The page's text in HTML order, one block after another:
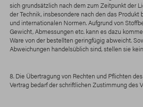
sich grundsätzlich nach dem zum Zeitpunkt der
der Technik, insbesondere nach den das Produkt
und internationalen Normen. Aufgrund von
Gewicht, Abmessungen etc. kann es dazu
Ware von der bestellten geringfügig abweicht.
Abweichungen handelsüblich sind, stellen sie
8. Die Übertragung von Rechten und Pflichten
Vertrag bedarf der schriftlichen Zustimmung des